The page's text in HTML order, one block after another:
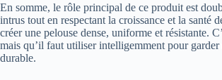
En somme, le rôle principal de ce produit est
intrus tout en respectant la croissance et la santé
créer une pelouse dense, uniforme et résistante.
mais qu’il faut utiliser intelligemment pour
durable.